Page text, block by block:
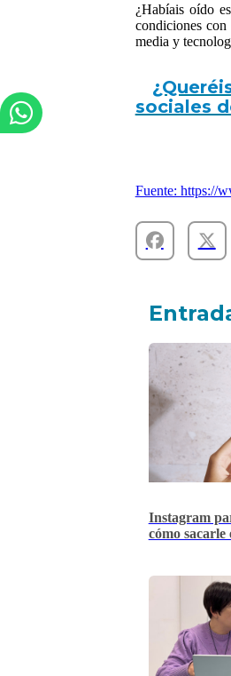
¿Habíais oído
condiciones
media y
sociales
Fuente: https://
Instagram
cómo